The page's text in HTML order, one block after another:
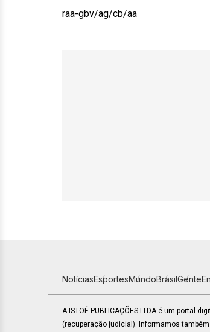
raa-gbv/ag/cb/aa
NotíciasEsportesMundoBrasilGente
A ISTOÉ PUBLICAÇÕES LTDA é um portal
(recuperação judicial). Informamos